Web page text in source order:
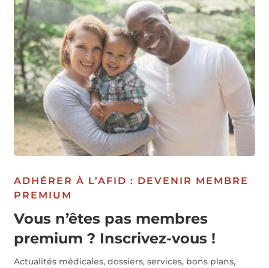
ADHÉRER À L’AFID : DEVENIR MEMBRE
PREMIUM
Vous n’êtes pas membres
premium ? Inscrivez-vous !
Actualités médicales, dossiers, services, bons plans,